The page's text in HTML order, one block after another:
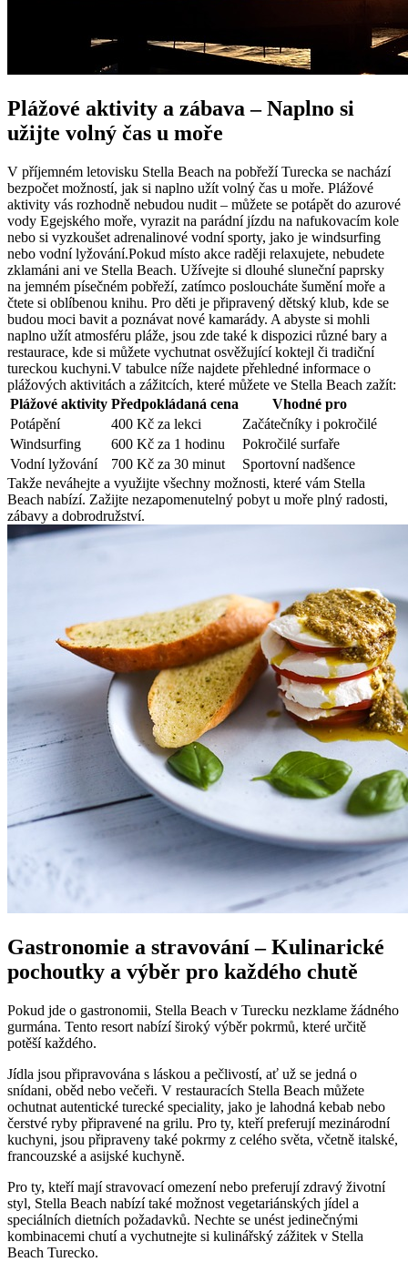
Plážové aktivity a zábava – Naplno si
užijte volný čas u moře
V příjemném letovisku Stella Beach na pobřeží Turecka se nachází
bezpočet možností, jak si naplno užít volný čas u moře. Plážové
aktivity vás rozhodně nebudou nudit – můžete se potápět do azurové
vody Egejského moře, vyrazit na parádní jízdu na nafukovacím kole
nebo si vyzkoušet adrenalinové vodní sporty, jako je windsurfing
nebo vodní lyžování.Pokud místo akce raději relaxujete, nebudete
zklamáni ani ve Stella Beach. Užívejte si dlouhé sluneční paprsky
na jemném písečném pobřeží, zatímco posloucháte šumění moře a
čtete si oblíbenou knihu. Pro děti je připravený dětský klub, kde se
budou moci bavit a poznávat nové kamarády. A abyste si mohli
naplno užít atmosféru pláže, jsou zde také k dispozici různé bary a
restaurace, kde si můžete vychutnat osvěžující koktejl či tradiční
tureckou kuchyni.V tabulce níže najdete přehledné informace o
plážových aktivitách a zážitcích, které můžete ve Stella Beach zažít:
Plážové aktivity Předpokládaná cena
Vhodné pro
Potápění
400 Kč za lekci
Začátečníky i pokročilé
Windsurfing
600 Kč za 1 hodinu
Pokročilé surfaře
Vodní lyžování
700 Kč za 30 minut
Sportovní nadšence
Takže neváhejte a využijte všechny možnosti, které vám Stella
Beach nabízí. Zažijte nezapomenutelný pobyt u moře plný radosti,
zábavy a dobrodružství.
Gastronomie a stravování – Kulinarické
pochoutky a výběr pro každého chutě
Pokud jde o gastronomii, Stella Beach v Turecku nezklame žádného
gurmána. Tento resort nabízí široký výběr pokrmů, které určitě
potěší každého.
Jídla jsou připravována s láskou a pečlivostí, ať už se jedná o
snídani, oběd nebo večeři. V restauracích Stella Beach můžete
ochutnat autentické turecké speciality, jako je lahodná kebab nebo
čerstvé ryby připravené na grilu. Pro ty, kteří preferují mezinárodní
kuchyni, jsou připraveny také pokrmy z celého světa, včetně italské,
francouzské a asijské kuchyně.
Pro ty, kteří mají stravovací omezení nebo preferují zdravý životní
styl, Stella Beach nabízí také možnost vegetariánských jídel a
speciálních dietních požadavků. Nechte se unést jedinečnými
kombinacemi chutí a vychutnejte si kulinářský zážitek v Stella
Beach Turecko.